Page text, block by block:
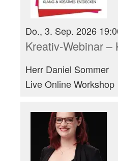
Do., 3. Sep. 2026
Kreativ-Webinar –
Herr Daniel Sommer
Live Online Workshop